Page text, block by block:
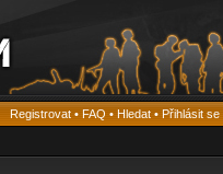
Registrovat • FAQ • Hledat • Přihlásit se